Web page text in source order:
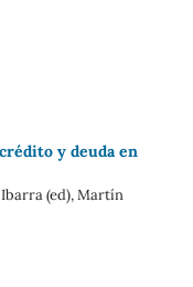
y deuda en
(ed), Martín